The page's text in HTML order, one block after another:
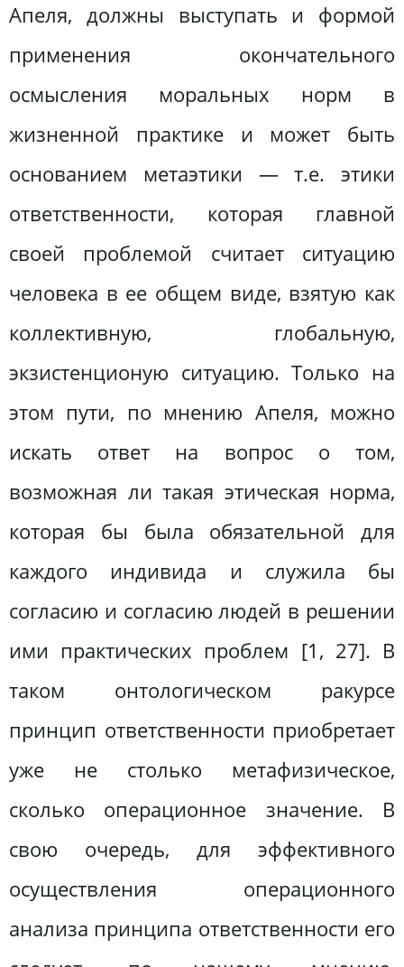
Апеля, должны выступать и формой
применения окончательного
осмысления моральных норм в
жизненной практике и может быть
основанием метаэтики — т.е. этики
ответственности, которая главной
своей проблемой считает ситуацию
человека в ее общем виде, взятую как
коллективную, глобальную,
экзистенционую ситуацию. Только на
этом пути, по мнению Апеля, можно
искать ответ на вопрос о том,
возможная ли такая этическая норма,
которая бы была обязательной для
каждого индивида и служила бы
согласию и согласию людей в решении
ими практических проблем [1, 27]. В
таком онтологическом ракурсе
принцип ответственности приобретает
уже не столько метафизическое,
сколько операционное значение. В
свою очередь, для эффективного
осуществления операционного
анализа принципа ответственности его